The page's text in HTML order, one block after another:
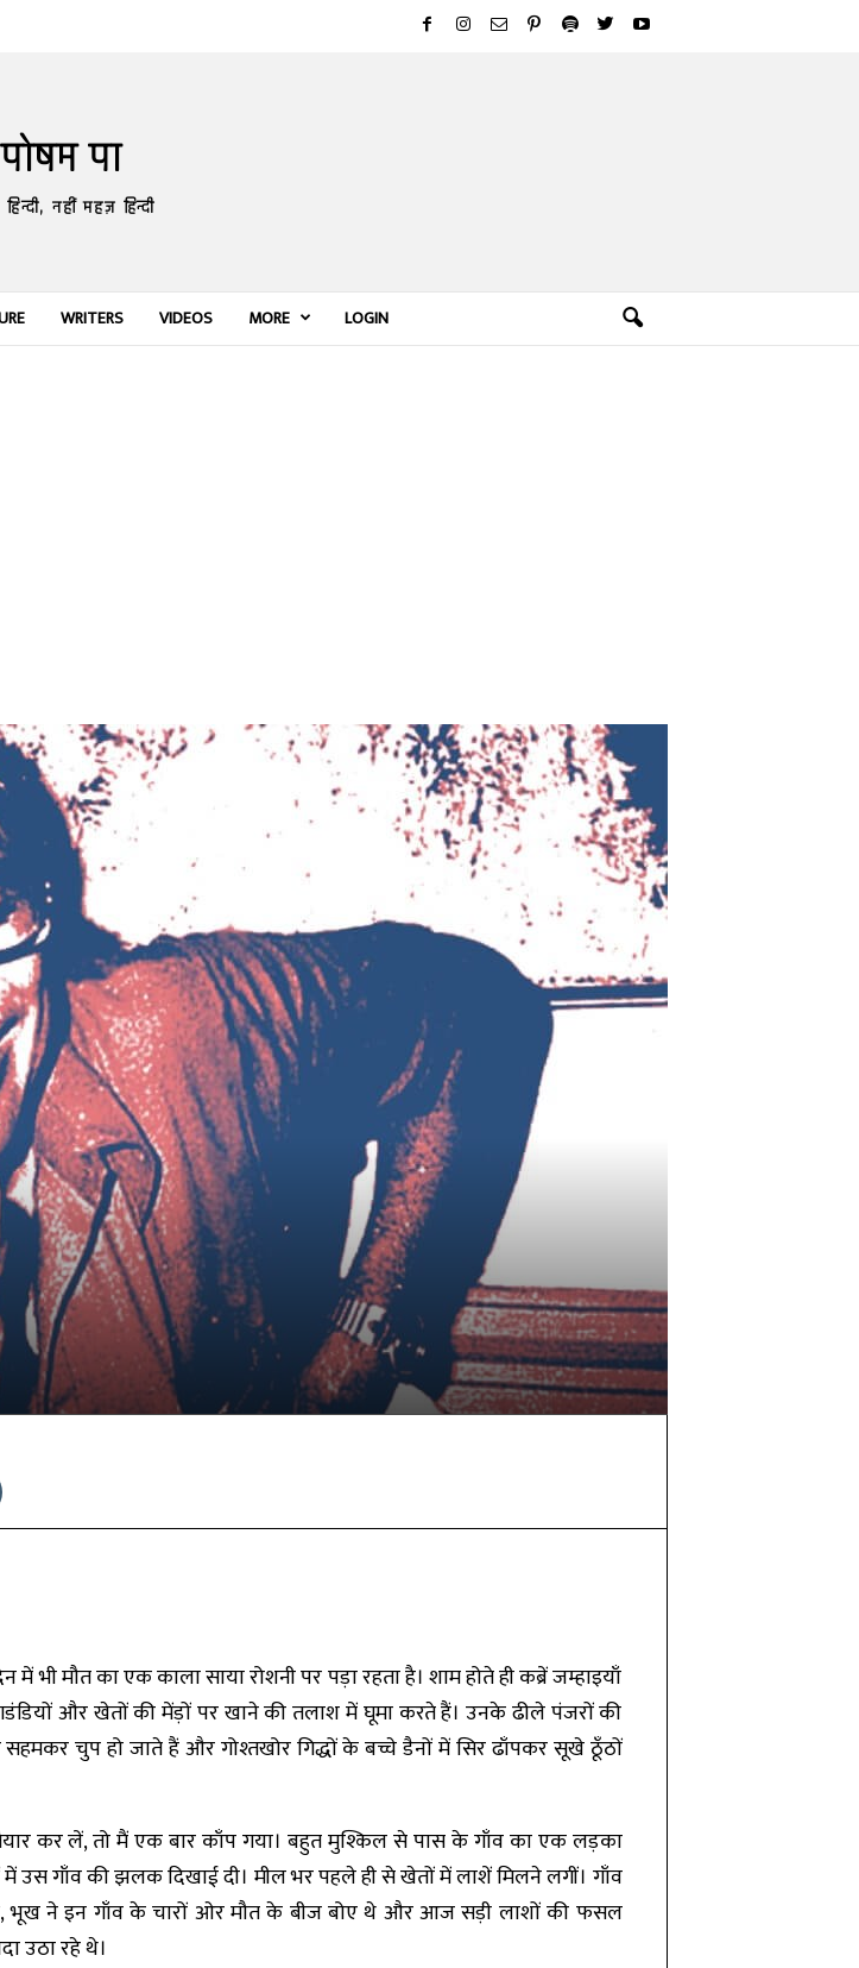
पोषम पा
नहीं महज़ हिन्दी
WRITERS VIDEOS MORE LOGIN
मौत का एक काला साया रोशनी पर पड़ा रहता है। शाम होते ही कब्रें जम्हाइयाँ
और खेतों की मेंड़ों पर खाने की तलाश में घूमा करते हैं। उनके ढीले पंजरों की
चुप हो जाते हैं और गोश्तखोर गिद्धों के बच्चे डैनों में सिर ढाँपकर सूखे ठूँठों
कर लें, तो मैं एक बार काँप गया। बहुत मुश्किल से पास के गाँव का एक लड़का
उस गाँव की झलक दिखाई दी। मील भर पहले ही से खेतों में लाशें मिलने लगीं। गाँव
भूख ने इन गाँव के चारों ओर मौत के बीज बोए थे और आज सड़ी लाशों की फसल
उठा रहे थे।